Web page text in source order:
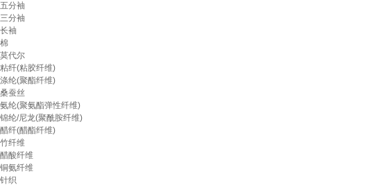
五分袖
三分袖
长袖
棉
莫代尔
粘纤(粘胶纤维)
涤纶(聚酯纤维)
桑蚕丝
氨纶(聚氨酯弹性纤维)
锦纶/尼龙(聚酰胺纤维)
醋纤(醋酯纤维)
竹纤维
醋酸纤维
铜氨纤维
针织